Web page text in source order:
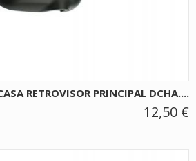
RETROVISOR PRINCIPAL DCHA....
12,50 €